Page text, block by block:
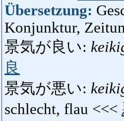
Übersetzung:
Konjunktur,
景気が良い:
良
景気が悪い:
schlecht, flau <<<